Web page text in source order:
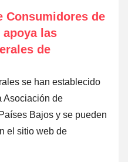
Consumidores de
apoya las
de
se han establecido
Asociación de
Bajos y se pueden
el sitio web de